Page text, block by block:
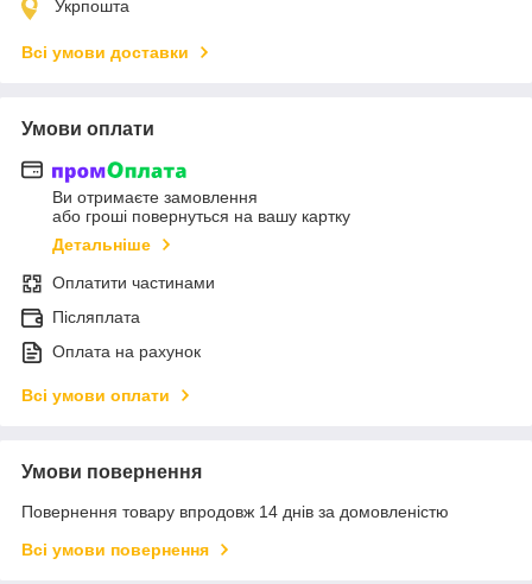
Укрпошта
Всі умови доставки
Умови оплати
Ви отримаєте замовлення
або гроші повернуться на вашу картку
Детальніше
Оплатити частинами
Післяплата
Оплата на рахунок
Всі умови оплати
Умови повернення
Повернення товару впродовж 14 днів за домовленістю
Всі умови повернення